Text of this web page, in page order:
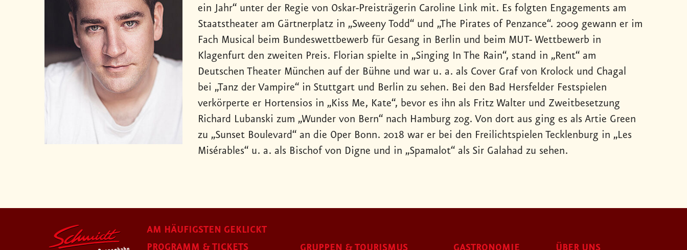
ein Jahr“ unter der Regie von Oskar-Preisträgerin Caroline Link mit. Es folgten Engagements am
Staatstheater am Gärtnerplatz in „Sweeny Todd“ und „The Pirates of Penzance“. 2009 gewann er im
Fach Musical beim Bundeswettbewerb für Gesang in Berlin und beim MUT- Wettbewerb in
Klagenfurt den zweiten Preis. Florian spielte in „Singing In The Rain“, stand in „Rent“ am
Deutschen Theater München auf der Bühne und war u. a. als Cover Graf von Krolock und Chagal
bei „Tanz der Vampire“ in Stuttgart und Berlin zu sehen. Bei den Bad Hersfelder Festspielen
verkörperte er Hortensios in „Kiss Me, Kate“, bevor es ihn als Fritz Walter und Zweitbesetzung
Richard Lubanski zum „Wunder von Bern“ nach Hamburg zog. Von dort aus ging es als Artie Green
zu „Sunset Boulevard“ an die Oper Bonn. 2018 war er bei den Freilichtspielen Tecklenburg in „Les
Misérables“ u. a. als Bischof von Digne und in „Spamalot“ als Sir Galahad zu sehen.
AM HÄUFIGSTEN GEKLICKT
PROGRAMM & TICKETS